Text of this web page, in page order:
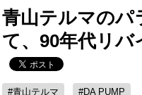
青山テルマの
て、90年代リバ
#青山テルマ #DA PUMP